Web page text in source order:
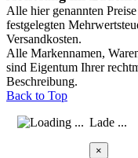
Alle hier genannten
festgelegten
Versandkosten.
Alle Markennamen,
sind Eigentum Ihrer
Beschreibung.
Back to Top
Lade ...
×